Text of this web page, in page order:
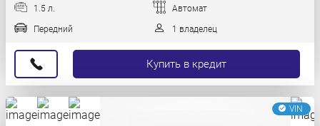
1.5 л. Автомат
Передний 1 владелец
Купить в кредит
VIN